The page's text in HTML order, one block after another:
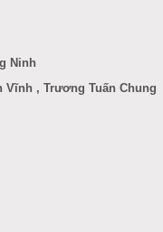
Ninh
Vĩnh , Trương Tuấn Chung